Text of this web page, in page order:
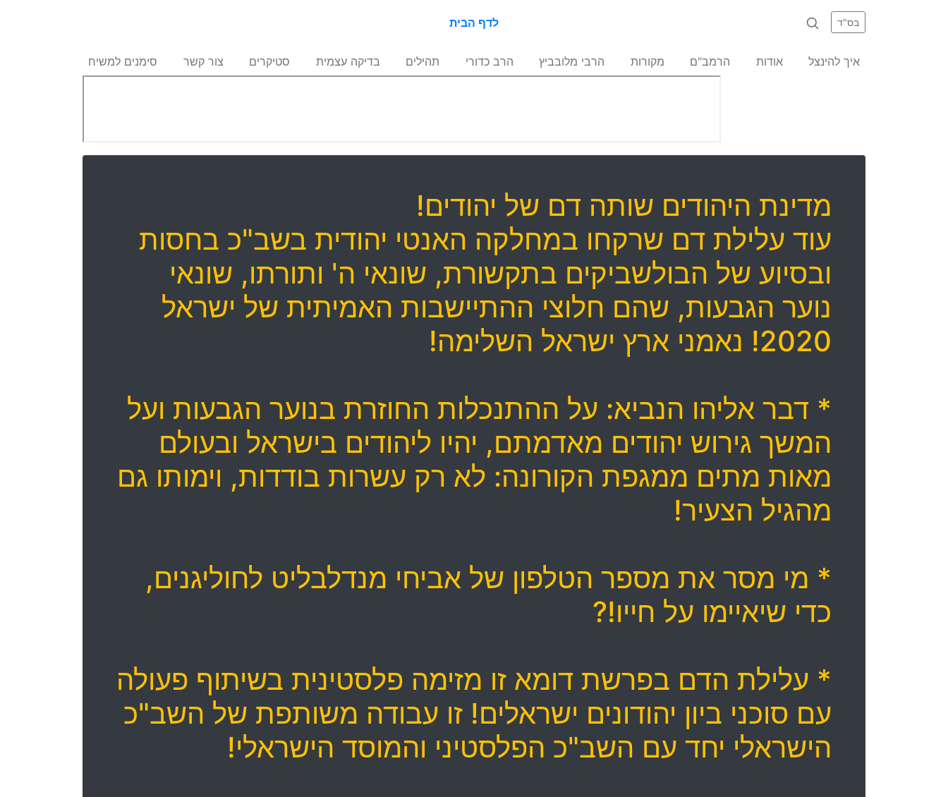
לדף הבית בס"ד
איך להינצל אודות הרמב"ם מקורות הרבי מלובביץ הרב כדורי תהילים בדיקה עצמית סטיקרים צור קשר סימנים למשיח
מדינת היהודים שותה דם של יהודים!
עוד עלילת דם שרקחו במחלקה האנטי יהודית בשב"כ בחסות
ובסיוע של הבולשביקים בתקשורת, שונאי ה' ותורתו, שונאי
נוער הגבעות, שהם חלוצי ההתיישבות האמיתית של ישראל
2020! נאמני ארץ ישראל השלימה!
* דבר אליהו הנביא: על ההתנכלות החוזרת בנוער הגבעות ועל
המשך גירוש יהודים מאדמתם, יהיו ליהודים בישראל ובעולם
מאות מתים ממגפת הקורונה: לא רק עשרות בודדות, וימותו גם
מהגיל הצעיר!
* מי מסר את מספר הטלפון של אביחי מנדלבליט לחוליגנים,
כדי שיאיימו על חייו!?
* עלילת הדם בפרשת דומא זו מזימה פלסטינית בשיתוף פעולה
עם סוכני ביון יהודונים ישראלים! זו עבודה משותפת של השב"כ
הישראלי יחד עם השב"כ הפלסטיני והמוסד הישראלי!